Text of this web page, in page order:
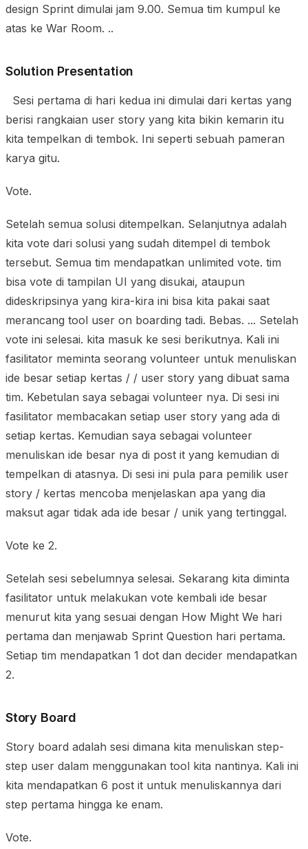
design Sprint dimulai jam 9.00. Semua tim kumpul ke
atas ke War Room. ..
Solution Presentation
Sesi pertama di hari kedua ini dimulai dari kertas yang
berisi rangkaian user story yang kita bikin kemarin itu
kita tempelkan di tembok. Ini seperti sebuah pameran
karya gitu.
Vote.
Setelah semua solusi ditempelkan. Selanjutnya adalah
kita vote dari solusi yang sudah ditempel di tembok
tersebut. Semua tim mendapatkan unlimited vote. tim
bisa vote di tampilan UI yang disukai, ataupun
dideskripsinya yang kira-kira ini bisa kita pakai saat
merancang tool user on boarding tadi. Bebas. ... Setelah
vote ini selesai. kita masuk ke sesi berikutnya. Kali ini
fasilitator meminta seorang volunteer untuk menuliskan
ide besar setiap kertas / / user story yang dibuat sama
tim. Kebetulan saya sebagai volunteer nya. Di sesi ini
fasilitator membacakan setiap user story yang ada di
setiap kertas. Kemudian saya sebagai volunteer
menuliskan ide besar nya di post it yang kemudian di
tempelkan di atasnya. Di sesi ini pula para pemilik user
story / kertas mencoba menjelaskan apa yang dia
maksut agar tidak ada ide besar / unik yang tertinggal.
Vote ke 2.
Setelah sesi sebelumnya selesai. Sekarang kita diminta
fasilitator untuk melakukan vote kembali ide besar
menurut kita yang sesuai dengan How Might We hari
pertama dan menjawab Sprint Question hari pertama.
Setiap tim mendapatkan 1 dot dan decider mendapatkan
2.
Story Board
Story board adalah sesi dimana kita menuliskan step-
step user dalam menggunakan tool kita nantinya. Kali ini
kita mendapatkan 6 post it untuk menuliskannya dari
step pertama hingga ke enam.
Vote.